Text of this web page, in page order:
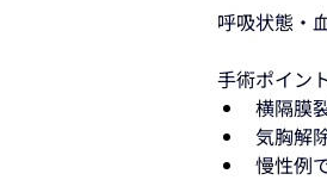
呼吸状態・
手術ポイン
横隔膜
気胸解
慢性例